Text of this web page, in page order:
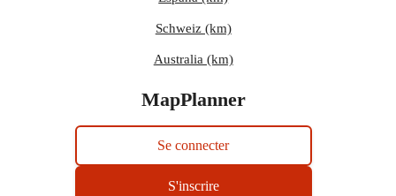
Schweiz (km)
Australia (km)
MapPlanner
Se connecter
S'inscrire